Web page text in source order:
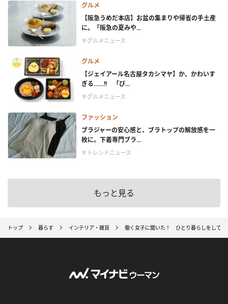
グルメ
【阪急うめだ本店】お盆の集まりや帰省の手土産
に。「阪急の夏みや...
＃グルメニュース
グルメ
【ジェイアール名古屋タカシマヤ】か、かわいす
ぎる……!! 「ぴ...
＃グルメニュース
ファッション
ブラジャーの安心感と、ブラトップの解放感を一
枚に。下着専門ブラ...
＃トレンドニュース
もっと見る
トップ 暮らす インテリア・雑貨 働く女子に聞いた！ ひとり暮らしをしてみ